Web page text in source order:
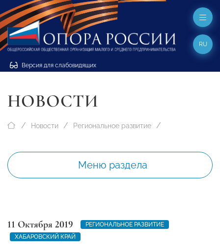
Версия для слабовидящих
RU
НОВОСТИ
Новости Региональное развитие
Меню раздела
11 Октября 2019
РЕГИОНАЛЬНОЕ РАЗВИТИЕ
ХАБАРОВСКИЙ КРАЙ